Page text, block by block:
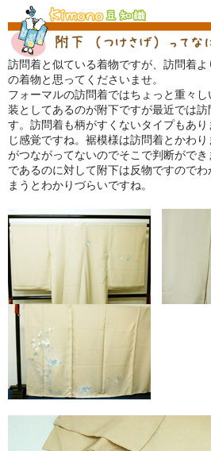
訪問着と似ている着物ですが、訪問着
の着物と思ってくださいませ。
フォーマルの訪問着ではちょっと重々
装としてあるのが附下ですが最近では
す。訪問着も柄がすくないタイプもあ
じ感覚ですね。裾模様は訪問着とかわ
がつながってないのでそこで判断がで
であるのに対して附下は反物ですので
まうとわかりづらいですね。